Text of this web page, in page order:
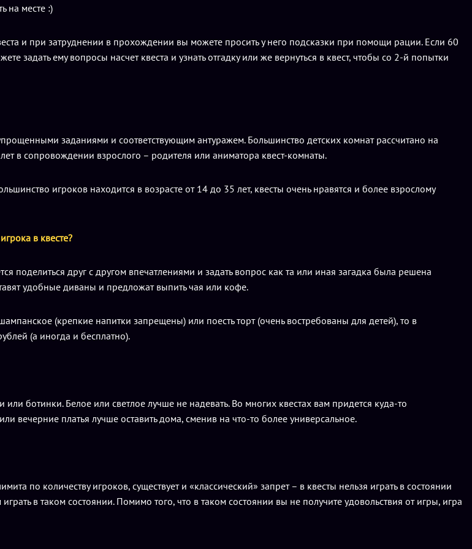
на месте :)
и при затруднении в прохождении вы можете просить у него подсказки при помощи рации. Если 60
задать ему вопросы насчет квеста и узнать отгадку или же вернуться в квест, чтобы со 2-й попытки
заданиями и соответствующим антуражем. Большинство детских комнат рассчитано на
в сопровождении взрослого – родителя или аниматора квест-комнаты.
игроков находится в возрасте от 14 до 35 лет, квесты очень нравятся и более взрослому
в квесте?
друг с другом впечатлениями и задать вопрос как та или иная загадка была решена
удобные диваны и предложат выпить чая или кофе.
(крепкие напитки запрещены) или поесть торт (очень востребованы для детей), то в
(а иногда и бесплатно).
ботинки. Белое или светлое лучше не надевать. Во многих квестах вам придется куда-то
вечерние платья лучше оставить дома, сменив на что-то более универсальное.
по количеству игроков, существует и «классический» запрет – в квесты нельзя играть в состоянии
в таком состоянии. Помимо того, что в таком состоянии вы не получите удовольствия от игры, игра